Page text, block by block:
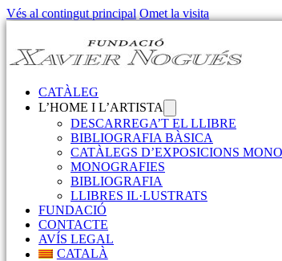
Vés al contingut principal Omet la visita
CATÀLEG
L’HOME I L’ARTISTA
DESCARREGA’T EL LLIBRE
BIBLIOGRAFIA BÀSICA
CATÀLEGS D’EXPOSICIONS
MONOGRAFIES
BIBLIOGRAFIA
LLIBRES IL·LUSTRATS
FUNDACIÓ
CONTACTE
AVÍS LEGAL
CATALÀ